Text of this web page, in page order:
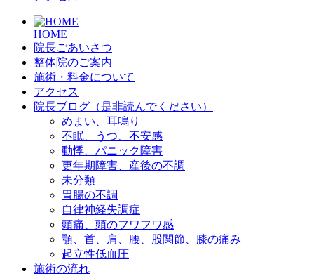
HOME
院長ごあいさつ
整体院のご案内
施術・料金について
アクセス
院長ブログ（是非読んでください）
めまい、耳鳴り
不眠、うつ、不安感
動悸、パニック障害
更年期障害、産後の不調
未分類
胃腸の不調
自律神経失調症
頭痛、頭のフワフワ感
顎、首、肩、腰、股関節、膝の痛み
起立性低血圧
施術の流れ